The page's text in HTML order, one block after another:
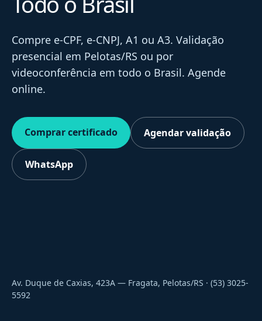
Compre e-CPF, e-CNPJ, A1 ou A3. Validação
presencial em Pelotas/RS ou por
videoconferência em todo o Brasil. Agende
online.
Comprar certificado Agendar validação
WhatsApp
Av. Duque de Caxias, 423A — Fragata, Pelotas/RS · (53) 3025-
5592